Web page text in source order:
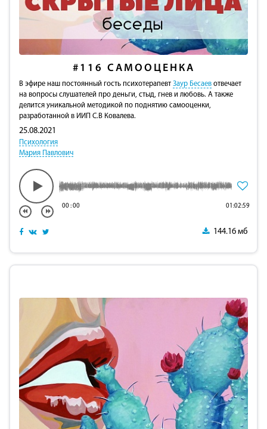
#116 САМООЦЕНКА
В эфире наш постоянный гость психотерапевт Заур Бесаев отвечает
на вопросы слушателей про деньги, стыд, гнев и любовь. А также
делится уникальной методикой по поднятию самооценки,
разработанной в ИИП С.В Ковалева.
25.08.2021
Психология
Мария Павлович
00:00 01:02:59
144.16 мб